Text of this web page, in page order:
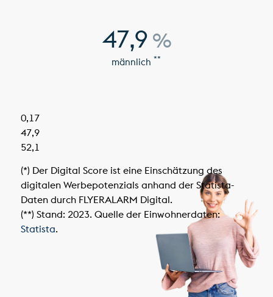
47,9 %
männlich **
0,17
47,9
52,1
(*) Der Digital Score ist eine Einschätzung des
digitalen Werbepotenzials anhand der Statista-
Daten durch FLYERALARM Digital.
(**) Stand: 2023. Quelle der Einwohnerdaten:
Statista.